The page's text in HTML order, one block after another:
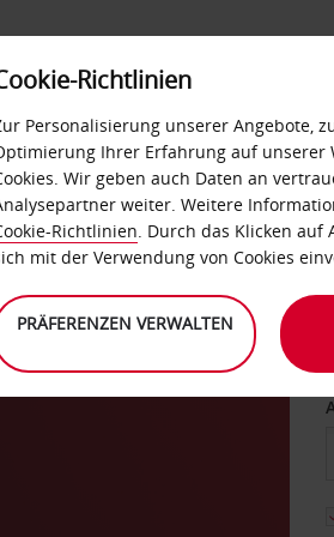
LOYALTY SELF-SERVICES
Richtlinien
Personalisierung unserer Angebote,
Ihrer Erfahrung auf unserer
Wir geben auch Daten an
weiter. Weitere
Richtlinien. Durch das Klicken auf
mit der Verwendung von Cookies
PRÄFERENZEN VERWALTEN